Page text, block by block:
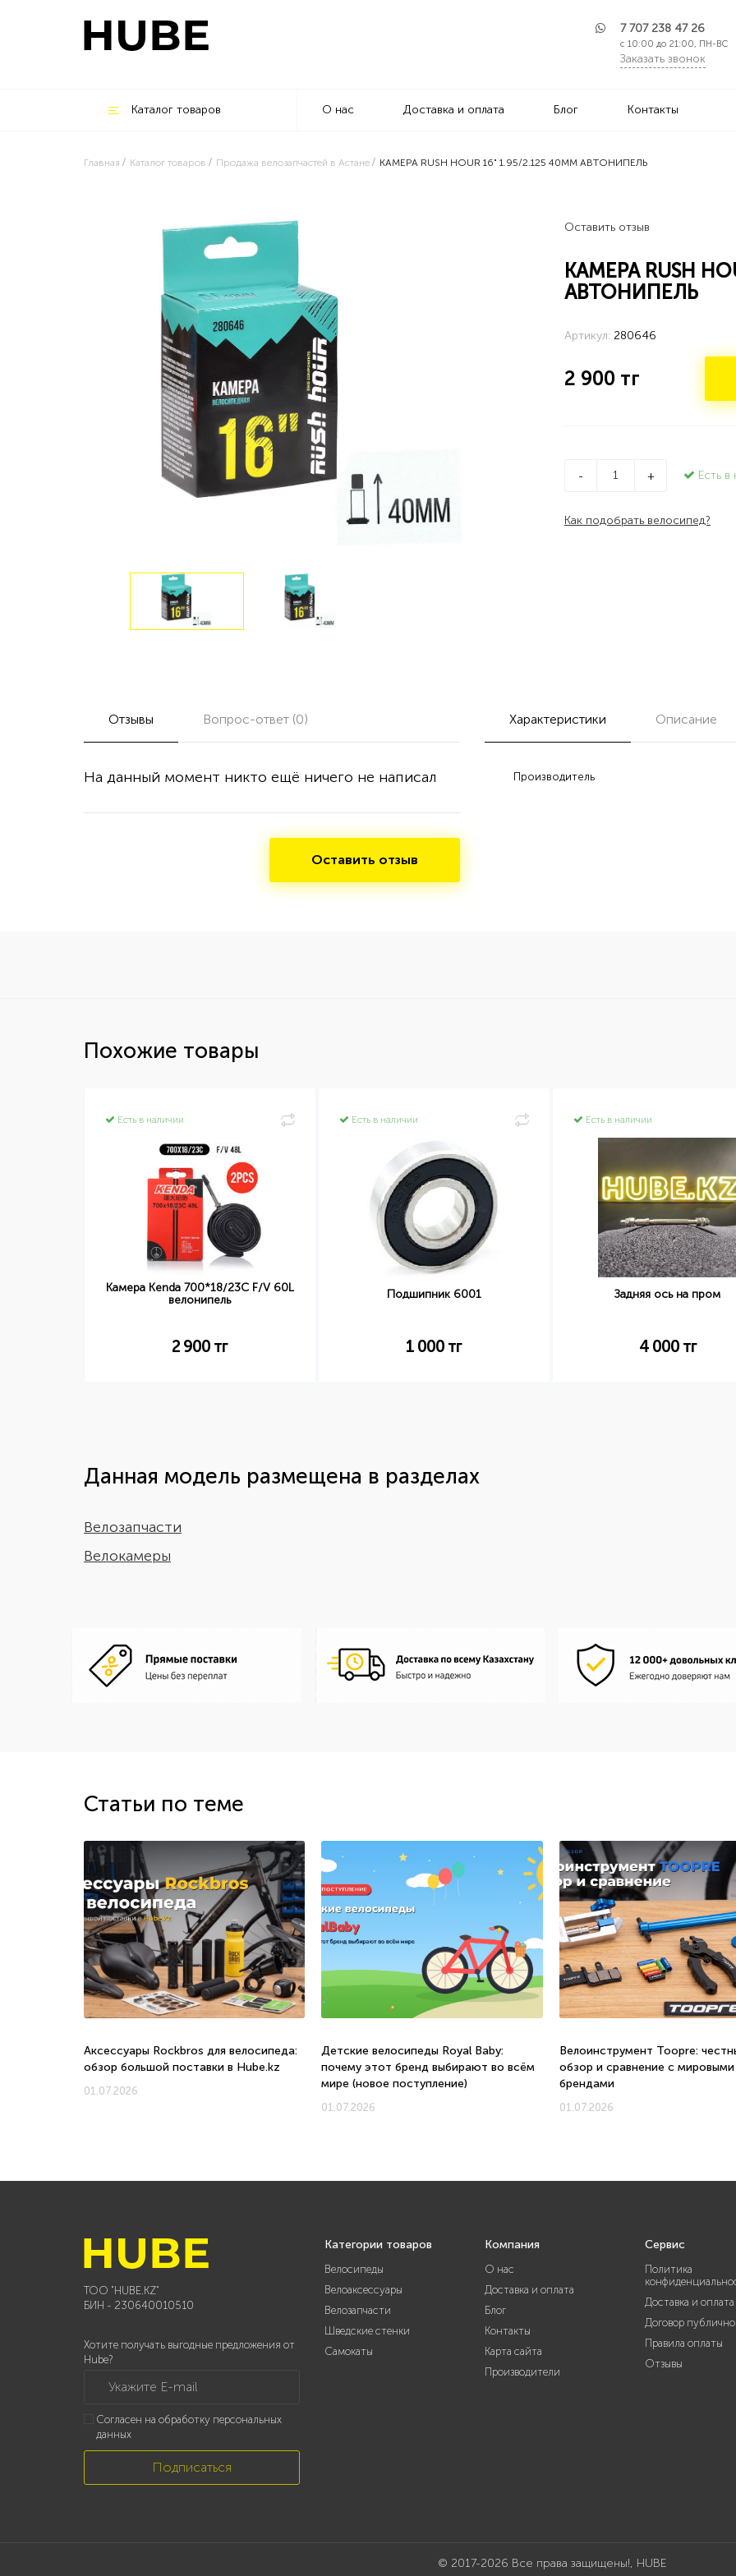
7 707 238 47 26
с 10:00 до 21:00, ПН-ВС
Заказать звонок
Каталог товаров О нас Доставка и оплата Блог Контакты
Главная Каталог товаров Продажа велозапчастей в Астане КАМЕРА RUSH HOUR 16" 1.95/2.125 40ММ АВТОНИПЕЛЬ
Оставить отзыв
КАМЕРА RUSH
АВТОНИПЕЛЬ
Артикул: 280646
2 900 тг
- + Есть в
Как подобрать велосипед?
Отзывы Вопрос-ответ (0)
На данный момент никто ещё ничего не написал
Оставить отзыв
Характеристики Описание
Производитель
Похожие товары
Есть в наличии
Камера Kenda 700*18/23C F/V 60L
велонипель
2 900 тг
Есть в наличии
Подшипник 6001
1 000 тг
Есть в наличии
Задняя ось на пром
4 000тг
Данная модель размещена в разделах
Велозапчасти
Велокамеры
Статьи по теме
Аксессуары Rockbros для велосипеда:
обзор большой поставки в Hube.kz
01.07.2026
Детские велосипеды Royal Baby:
почему этот бренд выбирают во всём
мире (новое поступление)
01.07.2026
Велоинструмент Toopre:
обзор и сравнение с мировыми
брендами
01.07.2026
ТОО "HUBE.KZ"
БИН - 230640010510
Хотите получать выгодные предложения от
Hube?
Укажите E-mail
Согласен на обработку персональных
данных
Подписаться
Категории товаров
Велосипеды
Велоаксессуары
Велозапчасти
Шведские стенки
Самокаты
Компания
О нас
Доставка и оплата
Блог
Контакты
Карта сайта
Производители
Сервис
Политика
Доставка и оплата
Договор
Правила оплаты
Отзывы
© 2017-2026 Все права защищены!, HUBE